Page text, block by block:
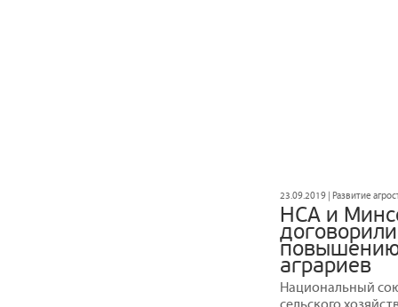
23.09.2019 | Развитие
НСА и
повышению
аграриев
Национальный